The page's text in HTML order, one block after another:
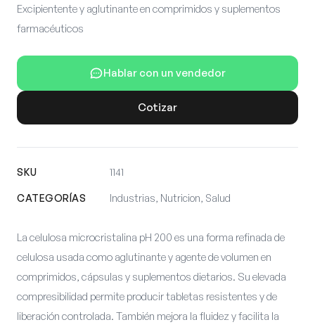
Excipientente y aglutinante en comprimidos y suplementos
farmacéuticos
Hablar con un vendedor
Cotizar
SKU 1141
CATEGORÍAS Industrias, Nutricion, Salud
La celulosa microcristalina pH 200 es una forma refinada de
celulosa usada como aglutinante y agente de volumen en
comprimidos, cápsulas y suplementos dietarios. Su elevada
compresibilidad permite producir tabletas resistentes y de
liberación controlada. También mejora la fluidez y facilita la